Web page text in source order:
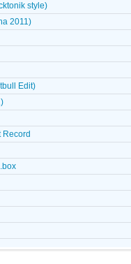
style)
2011)
Edit)
Record